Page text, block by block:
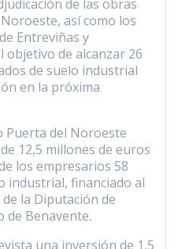
de las obras
así como los
Entreviñas y
de alcanzar 26
de suelo industrial
en la próxima
Puerta del Noroeste
12,5 millones de euros
los empresarios 58
industrial, financiado al
la Diputación de
de Benavente.
una inversión de 1,5